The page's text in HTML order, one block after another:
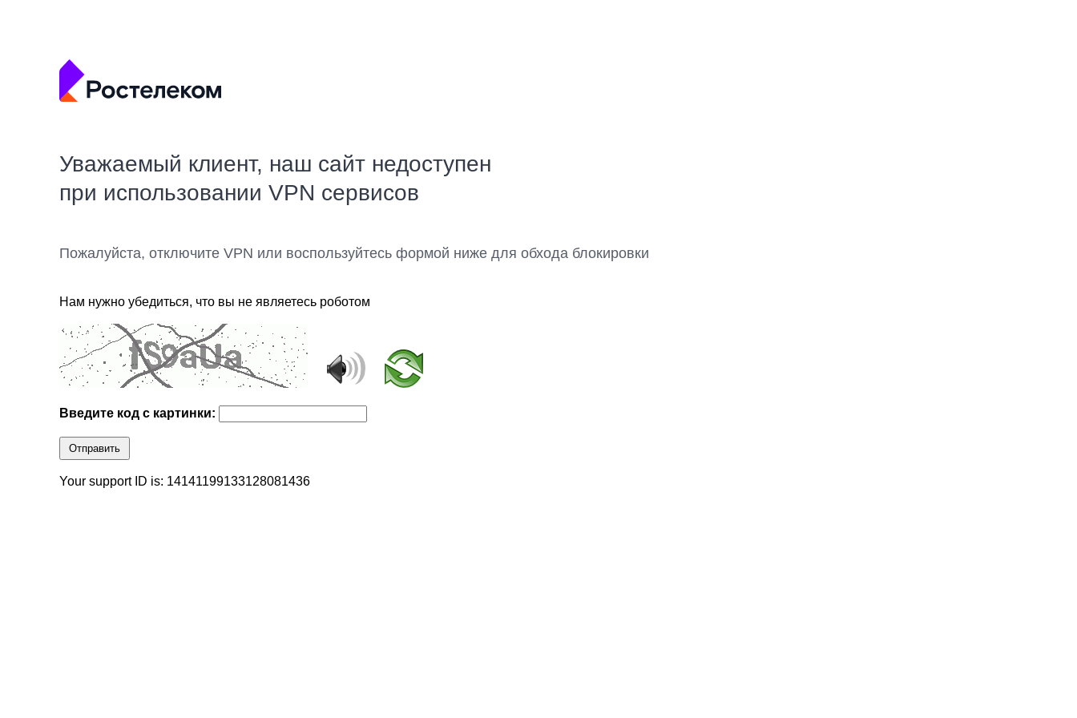
Уважаемый клиент, наш сайт недоступен
при использовании VPN сервисов
Пожалуйста, отключите VPN или воспользуйтесь формой ниже для обхода блокировки
Нам нужно убедиться, что вы не являетесь роботом
Введите код с картинки:
Отправить
Your support ID is: 14141199133128081436